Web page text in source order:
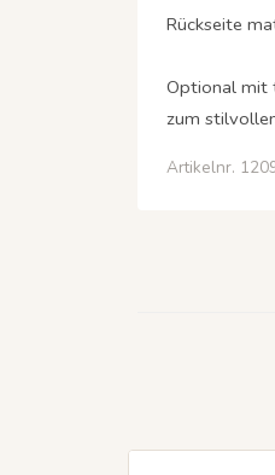
Rückseite
Optional mit
zum
Artikelnr.